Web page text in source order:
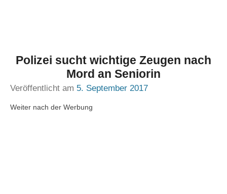
Polizei sucht wichtige Zeugen nach
Mord an Seniorin
Veröffentlicht am 5. September 2017
Weiter nach der Werbung